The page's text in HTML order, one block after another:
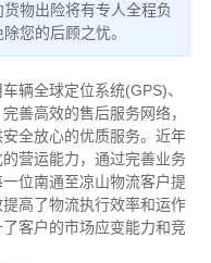
物出险将有专人全程负
您的后顾之忧。
辆全球定位系统(GPS)、
善高效的售后服务网络，
全放心的优质服务。近年
营运能力，通过完善业务
位南通至凉山物流客户提
高了物流执行效率和运作
客户的市场应变能力和竞